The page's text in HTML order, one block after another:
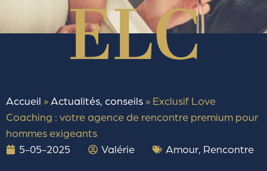
Accueil »Actualités, conseils » Exclusif Love
Coaching : votre agence de rencontre premium pour
hommes exigeants
5-05-2025
Valérie Amour, Rencontre